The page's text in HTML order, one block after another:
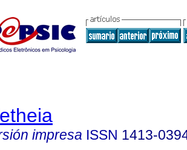
impresa ISSN 1413-